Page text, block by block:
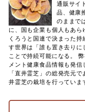
通販サイ
品、健康
のままで
に、国も企業も個人もあ
くろうと国連で決まった
す世界は「誰も置き去りに
ことで持続可能になる。
メント健康食品情報も発信
「直井霊芝」の総発売元
井霊芝の栽培を行っていま